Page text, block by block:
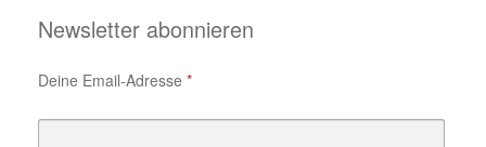
Newsletter abonnieren
Deine Email-Adresse *